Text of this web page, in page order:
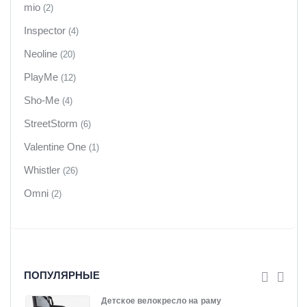
mio (2)
Inspector (4)
Neoline (20)
PlayMe (12)
Sho-Me (4)
StreetStorm (6)
Valentine One (1)
Whistler (26)
Omni (2)
ПОПУЛЯРНЫЕ
Детское велокресло на раму